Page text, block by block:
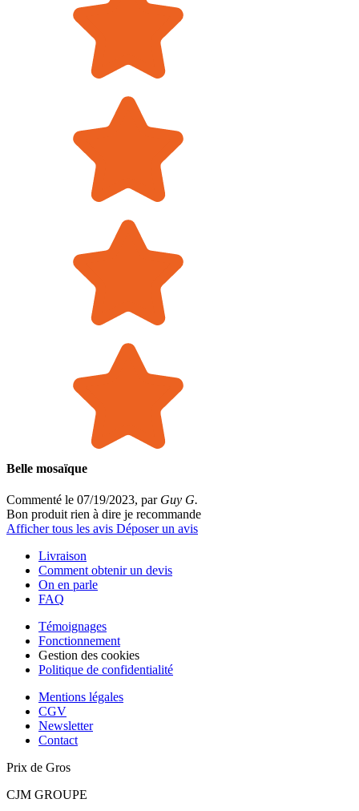
Belle mosaïque
Commenté le 07/19/2023, par Guy G.
Bon produit rien à dire je recommande
Afficher tous les avis Déposer un avis
Livraison
Comment obtenir un devis
On en parle
FAQ
Témoignages
Fonctionnement
Gestion des cookies
Politique de confidentialité
Mentions légales
CGV
Newsletter
Contact
Prix de Gros
CJM GROUPE